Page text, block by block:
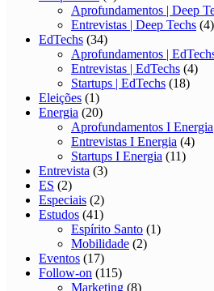
Aprofundamentos | Deep
Entrevistas | Deep Techs (4)
EdTechs (34)
Aprofundamentos |
Entrevistas | EdTechs (4)
Startups | EdTechs (18)
Eleições (1)
Energia (20)
Aprofundamentos I Energia
Entrevistas I Energia (4)
Startups I Energia (11)
Entrevista (3)
ES (2)
Especiais (2)
Estudos (41)
Espírito Santo (1)
Mobilidade (2)
Eventos (17)
Follow-on (115)
Marketing (8)